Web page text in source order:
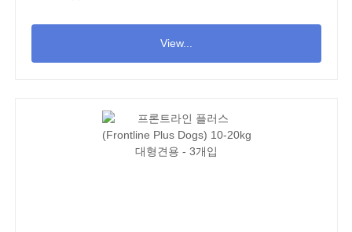
View...